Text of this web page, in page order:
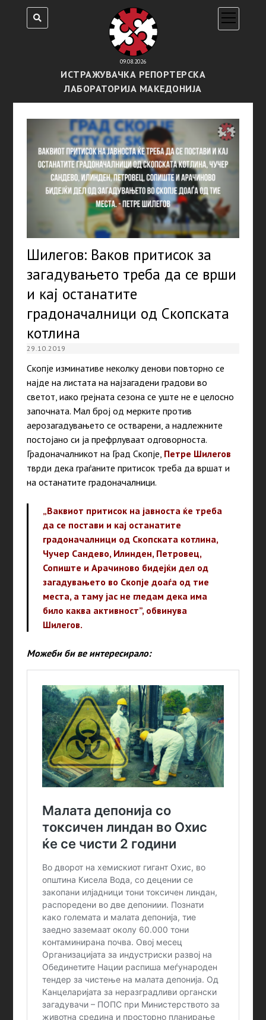
09.08.2026
ИСТРАЖУВАЧКА РЕПОРТЕРСКА
ЛАБОРАТОРИЈА МАКЕДОНИЈА
open
menu
Шилегов: Ваков притисок за
загадувањето треба да се врши
и кај останатите
градоначалници од Скопската
котлина
29.10.2019
Скопје изминативе неколку денови повторно се
најде на листата на најзагадени градови во
светот, иако грејната сезона се уште не е целосно
започната. Мал број од мерките против
аерозагадувањето се остварени, а надлежните
постојано си ја префрлуваат одговорноста.
Градоначалникот на Град Скопје, Петре Шилегов
тврди дека граѓаните притисок треба да вршат и
на останатите градоначалници.
„Ваквиот притисок на јавноста ќе треба
да се постави и кај останатите
градоначалници од Скопската котлина,
Чучер Сандево, Илинден, Петровец,
Сопиште и Арачиново бидејќи дел од
загадувањето во Скопје доаѓа од тие
места, а таму јас не гледам дека има
било каква активност”, обвинува
Шилегов.
Можеби би ве интересирало: